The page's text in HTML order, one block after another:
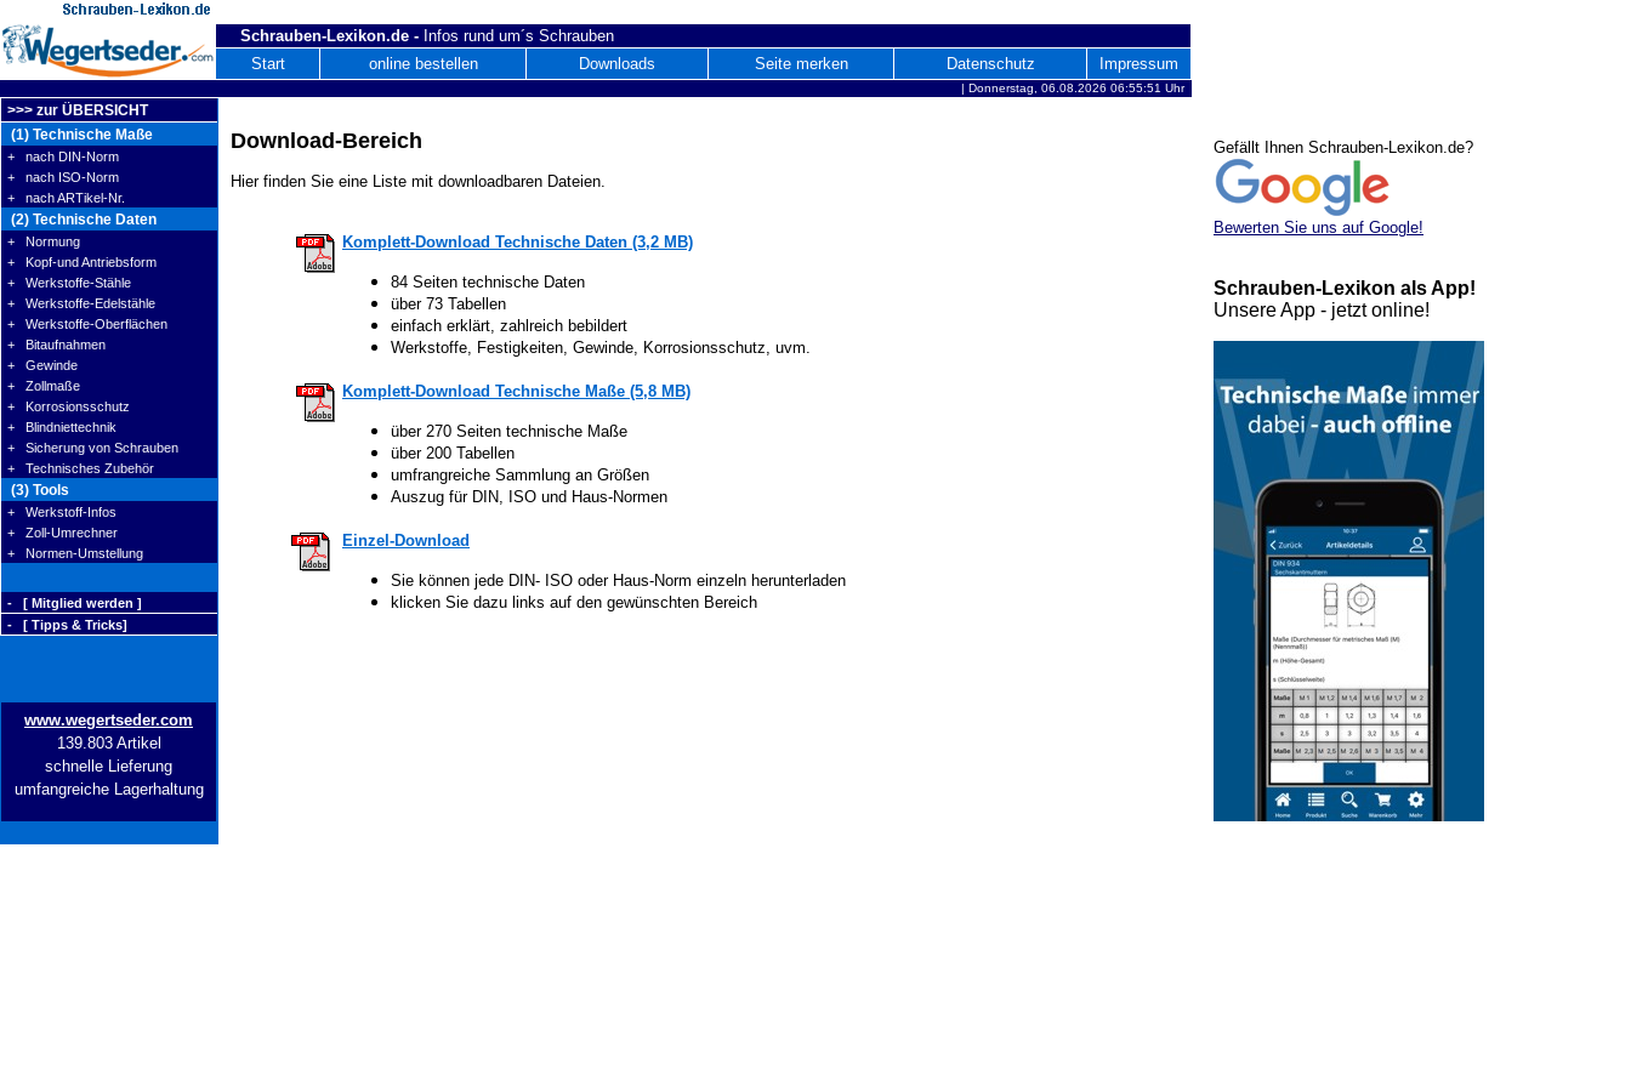
Schrauben-Lexikon.de - Infos rund um´s Schrauben
Start
online bestellen Downloads Seite merken Datenschutz Impressum
| Donnerstag, 06.08.2026 06:55:51 Uhr
>>> zur ÜBERSICHT
(1) Technische Maße
+ nach DIN-Norm
+ nach ISO-Norm
+ nach ARTikel-Nr.
(2) Technische Daten
+ Normung
+ Kopf-und Antriebsform
+ Werkstoffe-Stähle
+ Werkstoffe-Edelstähle
+ Werkstoffe-Oberflächen
+ Bitaufnahmen
+ Gewinde
+ Zollmaße
+ Korrosionsschutz
+ Blindniettechnik
+ Sicherung von Schrauben
+ Technisches Zubehör
(3) Tools
+ Werkstoff-Infos
+ Zoll-Umrechner
+ Normen-Umstellung
- [ Mitglied werden ]
- [ Tipps & Tricks]
www.wegertseder.com
139.803 Artikel
schnelle Lieferung
umfangreiche Lagerhaltung
Download-Bereich
Hier finden Sie eine Liste mit downloadbaren Dateien.
Komplett-Download Technische Daten (3,2 MB)
84 Seiten technische Daten
über 73 Tabellen
einfach erklärt, zahlreich bebildert
Werkstoffe, Festigkeiten, Gewinde, Korrosionsschutz, uvm.
Komplett-Download Technische Maße (5,8 MB)
über 270 Seiten technische Maße
über 200 Tabellen
umfrangreiche Sammlung an Größen
Auszug für DIN, ISO und Haus-Normen
Einzel-Download
Sie können jede DIN- ISO oder Haus-Norm einzeln herunterladen
klicken Sie dazu links auf den gewünschten Bereich
Gefällt Ihnen Schrauben-Lexikon.de?
Bewerten Sie uns auf Google!
Schrauben-Lexikon als App!
Unsere App - jetzt online!